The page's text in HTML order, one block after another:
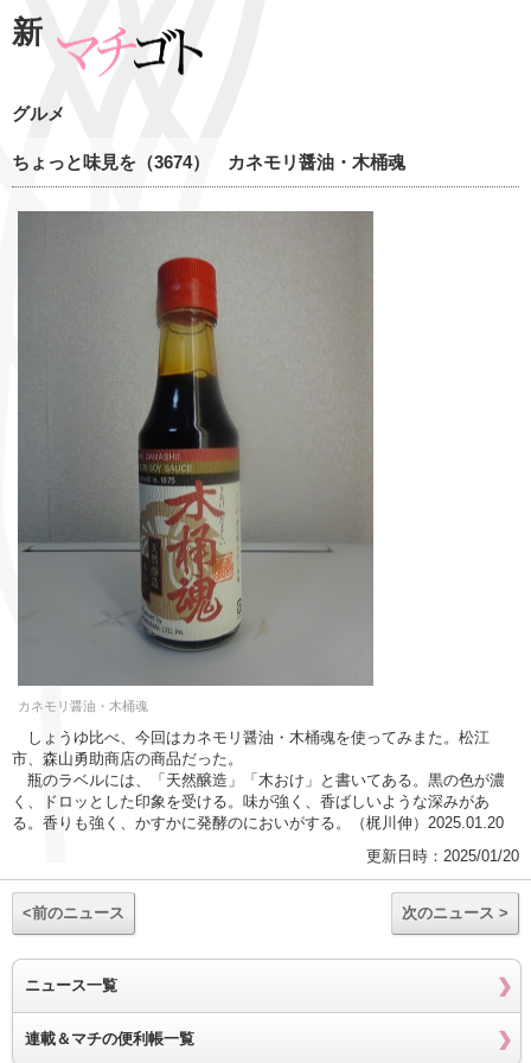
新
グルメ
ちょっと味見を（3674） カネモリ醤油・木桶魂
カネモリ醤油・木桶魂
しょうゆ比べ、今回はカネモリ醤油・木桶魂を使ってみまた。松江
市、森山勇助商店の商品だった。
瓶のラベルには、「天然醸造」「木おけ」と書いてある。黒の色が濃
く、ドロッとした印象を受ける。味が強く、香ばしいような深みがあ
る。香りも強く、かすかに発酵のにおいがする。（梶川伸）2025.01.20
更新日時：2025/01/20
<前のニュース 次のニュース >
ニュース一覧
連載＆マチの便利帳一覧